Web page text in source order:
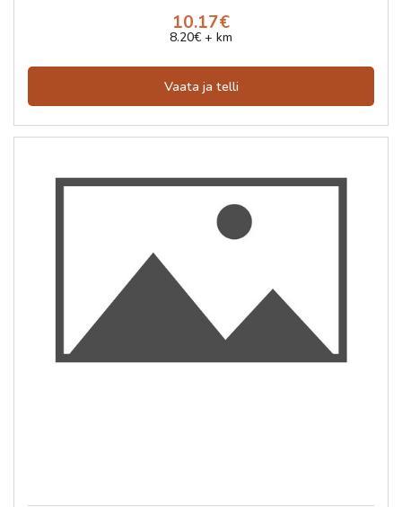
10.17€
8.20€ + km
Vaata ja telli